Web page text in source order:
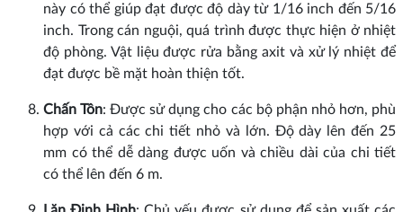
này có thể giúp đạt được độ dày từ 1/16 inch đến 5/16
inch. Trong cán nguội, quá trình được thực hiện ở nhiệt
độ phòng. Vật liệu được rửa bằng axit và xử lý nhiệt để
đạt được bề mặt hoàn thiện tốt.
Chấn Tôn: Được sử dụng cho các bộ phận nhỏ hơn, phù
hợp với cả các chi tiết nhỏ và lớn. Độ dày lên đến 25
mm có thể dễ dàng được uốn và chiều dài của chi tiết
có thể lên đến 6 m.